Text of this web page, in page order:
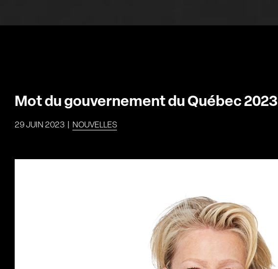
Mot du gouvernement du Québec 2023
29 JUIN 2023 NOUVELLES